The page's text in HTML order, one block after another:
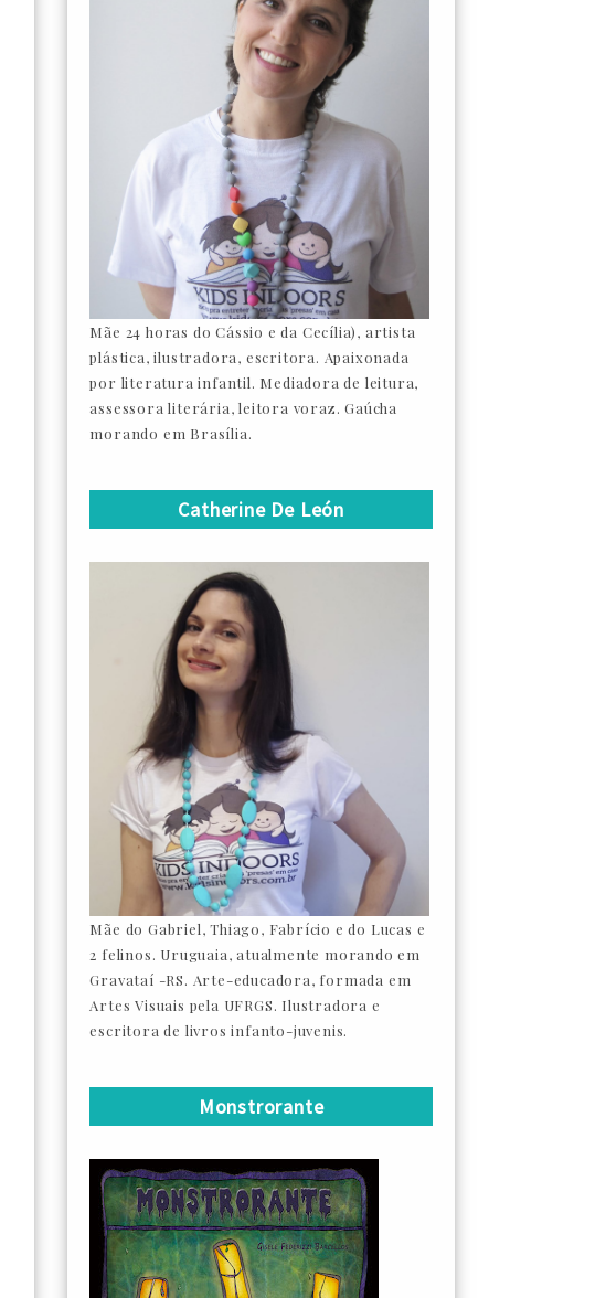
Mãe 24 horas do Cássio e da Cecília), artista
plástica, ilustradora, escritora. Apaixonada
por literatura infantil. Mediadora de leitura,
assessora literária, leitora voraz. Gaúcha
morando em Brasília.
Catherine De León
Mãe do Gabriel, Thiago, Fabrício e do Lucas e
2 felinos. Uruguaia, atualmente morando em
Gravataí -RS. Arte-educadora, formada em
Artes Visuais pela UFRGS. Ilustradora e
escritora de livros infanto-juvenis.
Monstrorante